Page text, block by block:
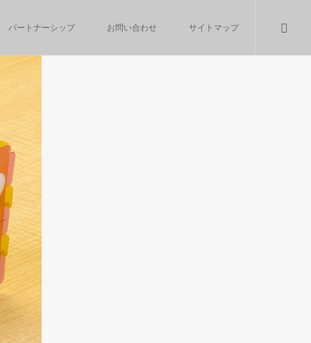
パートナーシップ お問い合わせ サイトマップ